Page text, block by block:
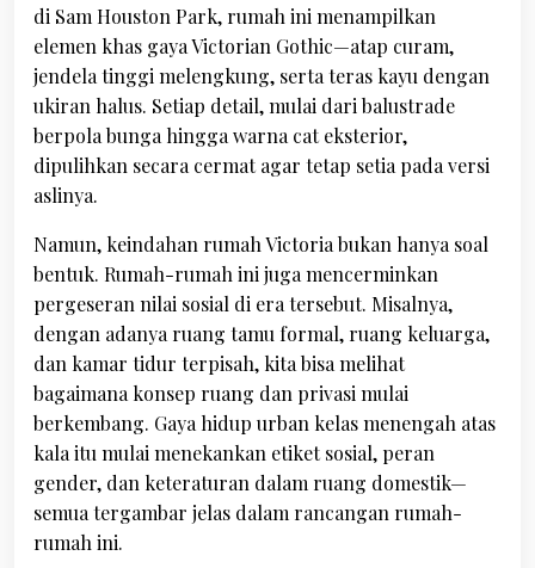
di Sam Houston Park, rumah ini menampilkan
elemen khas gaya Victorian Gothic—atap curam,
jendela tinggi melengkung, serta teras kayu dengan
ukiran halus. Setiap detail, mulai dari balustrade
berpola bunga hingga warna cat eksterior,
dipulihkan secara cermat agar tetap setia pada versi
aslinya.
Namun, keindahan rumah Victoria bukan hanya soal
bentuk. Rumah-rumah ini juga mencerminkan
pergeseran nilai sosial di era tersebut. Misalnya,
dengan adanya ruang tamu formal, ruang keluarga,
dan kamar tidur terpisah, kita bisa melihat
bagaimana konsep ruang dan privasi mulai
berkembang. Gaya hidup urban kelas menengah atas
kala itu mulai menekankan etiket sosial, peran
gender, dan keteraturan dalam ruang domestik—
semua tergambar jelas dalam rancangan rumah-
rumah ini.